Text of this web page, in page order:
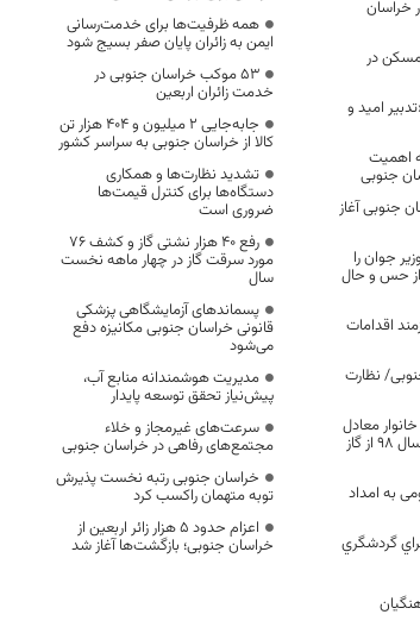
و ۷۶۱ روستا در خراسان
در
امید و
اهمیت
جنوبی
جنوبی آغاز
جوان را
از حس و حال
اقدامات
نظارت
با گازرسانی به ۴۹ روستا یک هزار و ۷۰۶ خانوار معادل
۲۹ درصد جمعیت این شهرستان فقط در سال ۹۸ از گاز
به امداد
گردشگري
همه ظرفیت‌ها برای خدمت‌رسانی
ایمن به زائران پایان صفر بسیج شود
53 موکب خراسان جنوبی در
خدمت زائران اربعین
جابه‌جایی 2 میلیون و 404 هزار تن
کالا از خراسان جنوبی به سراسر کشور
تشدید نظارت‌ها و همکاری
دستگاه‌ها برای کنترل قیمت‌ها
ضروری است
رفع 40 هزار نشتی گاز و کشف 76
مورد سرقت گاز در چهار ماهه نخست
سال
پسماندهای آزمایشگاهی پزشکی
قانونی خراسان جنوبی مکانیزه دفع
می‌شود
مدیریت هوشمندانه منابع آب،
پیش‌نیاز تحقق توسعه پایدار
سرعت‌های غیرمجاز و خلاء
مجتمع‌های رفاهی در خراسان جنوبی
خراسان جنوبی رتبه نخست پذیرش
توبه متهمان راکسب کرد
اعزام حدود 5 هزار زائر اربعین از
خراسان جنوبی؛ بازگشت‌ها آغاز شد